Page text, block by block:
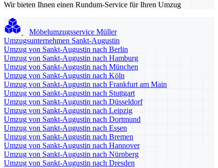
Wir bieten Ihnen einen Rundum-Service für Ihren Umzug
Möbelumzugsservice Müller
Umzugsunternehmen Sankt-Augustin
Umzug von Sankt-Augustin nach Berlin
Umzug von Sankt-Augustin nach Hamburg
Umzug von Sankt-Augustin nach München
Umzug von Sankt-Augustin nach Köln
Umzug von Sankt-Augustin nach Frankfurt am Main
Umzug von Sankt-Augustin nach Stuttgart
Umzug von Sankt-Augustin nach Düsseldorf
Umzug von Sankt-Augustin nach Leipzig
Umzug von Sankt-Augustin nach Dortmund
Umzug von Sankt-Augustin nach Essen
Umzug von Sankt-Augustin nach Bremen
Umzug von Sankt-Augustin nach Hannover
Umzug von Sankt-Augustin nach Nürnberg
Umzug von Sankt-Augustin nach Dresden